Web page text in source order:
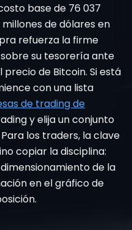
base de 76 037
de dólares en
refuerza la firme
su tesorería ante
de Bitcoin. Si está
con una lista
de trading de
y elija un conjunto
los traders, la clave
copiar la disciplina:
de la
en el gráfico de